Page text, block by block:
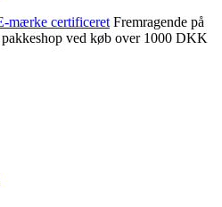
mærke certificeret Fremragende på
ved køb over 1000 DKK